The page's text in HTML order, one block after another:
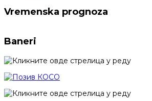
Vremenska prognoza
Baneri